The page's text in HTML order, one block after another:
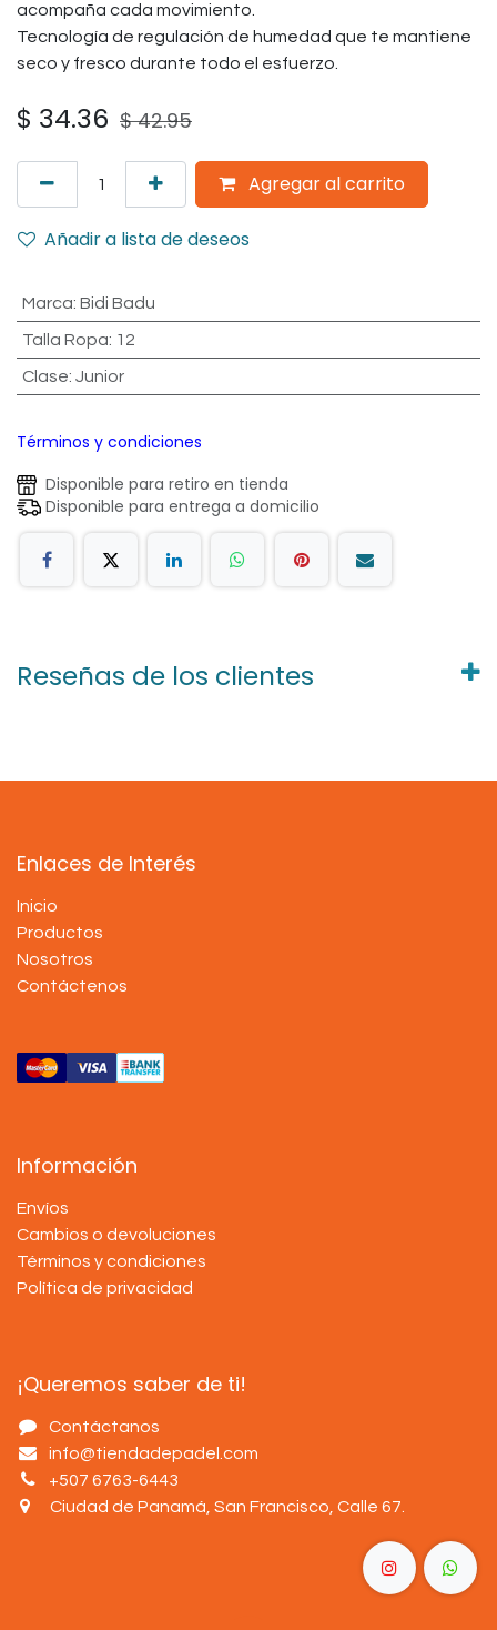
acompaña cada movimiento.
Tecnología de regulación de humedad que te mantiene
seco y fresco durante todo el esfuerzo.
$ 34.36 $42.95
Agregar al carrito
Añadir a lista de deseos
Marca: Bidi Badu
Talla Ropa: 12
Clase: Junior
Términos y condiciones
Disponible para retiro en tienda
Disponible para entrega a domicilio
Reseñas de los clientes
Enlaces de Interés
Inicio
Productos
Nosotros
Contáctenos
Información
Envíos
Cambios o devoluciones
Términos y condiciones
Política de privacidad
¡Queremos saber de ti!
Contáctanos
info@tiendadepadel.com
+507 6763-6443
Ciudad de Panamá, San Francisco, Calle 67